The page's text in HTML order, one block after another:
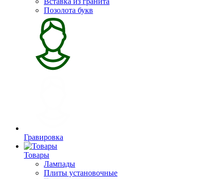
Позолота букв
Гравировка
Товары
Лампады
Плиты установочные